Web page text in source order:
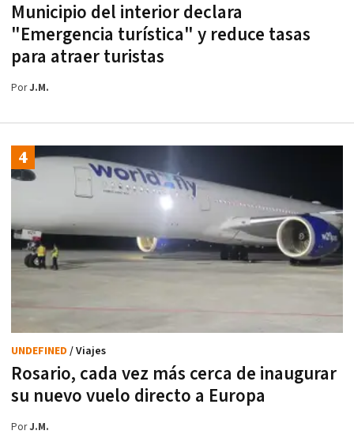
Municipio del interior declara
"Emergencia turística" y reduce tasas
para atraer turistas
PorJ.M.
Rosario, cada vez más cerca de inaugurar
su nuevo vuelo directo a Europa
UNDEFINED / Viajes
PorJ.M.